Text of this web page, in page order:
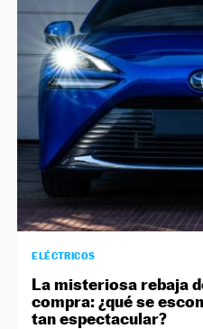
NEWSLETTER
SÍGUENOS
ELÉCTRICOS
La misteriosa rebaja
compra: ¿qué se
tan espectacular?